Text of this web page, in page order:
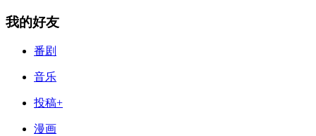
我的好友
番剧
音乐
投稿+
漫画